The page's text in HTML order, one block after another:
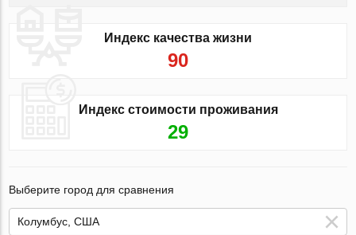
Индекс качества жизни
90
Индекс стоимости проживания
29
Выберите город для сравнения